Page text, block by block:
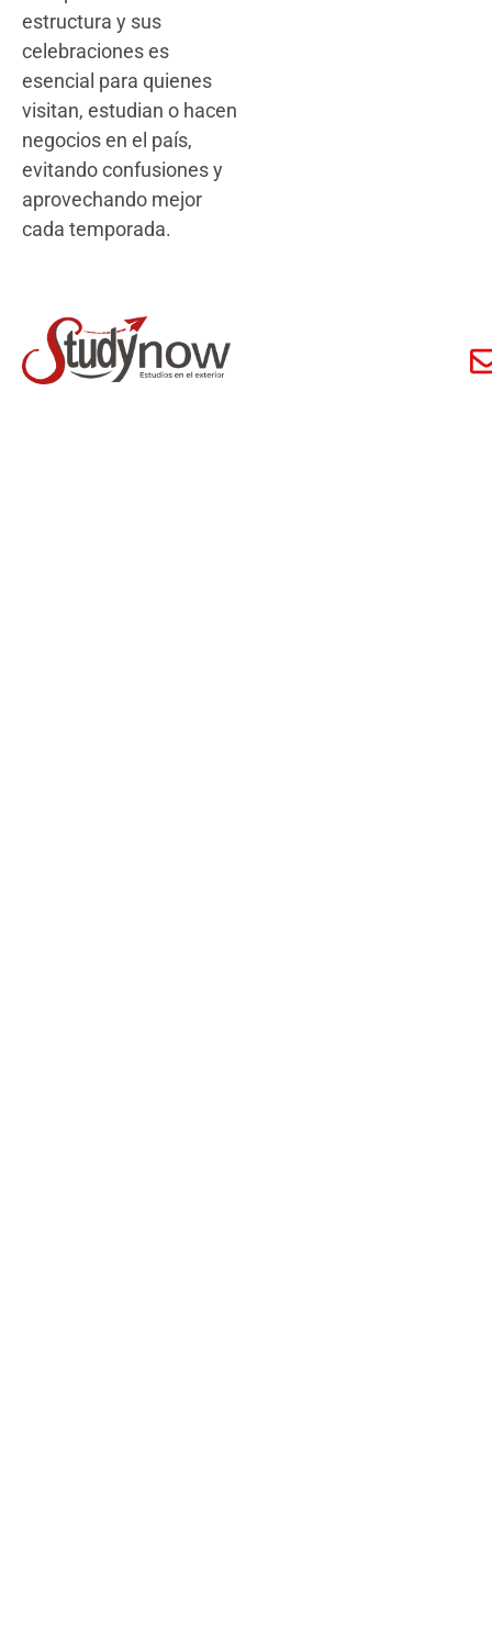
estructura y sus
celebraciones es
esencial para quienes
visitan, estudian o hacen
negocios en el país,
evitando confusiones y
aprovechando mejor
cada temporada.